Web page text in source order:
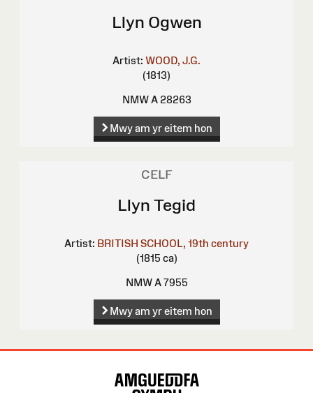
Llyn Ogwen
Artist: WOOD, J.G.
(1813)
NMW A 28263
Mwy am yr eitem hon
CELF
Llyn Tegid
Artist: BRITISH SCHOOL, 19th century
(1815 ca)
NMW A 7955
Mwy am yr eitem hon